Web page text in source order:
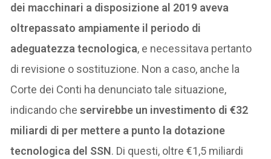
dei macchinari a disposizione al 2019 aveva
oltrepassato ampiamente il periodo di
adeguatezza tecnologica, e necessitava pertanto
di revisione o sostituzione. Non a caso, anche la
Corte dei Conti ha denunciato tale situazione,
indicando che servirebbe un investimento di€32
miliardi di per mettere a punto la dotazione
tecnologica del SSN. Di questi, oltre €1,5 miliardi